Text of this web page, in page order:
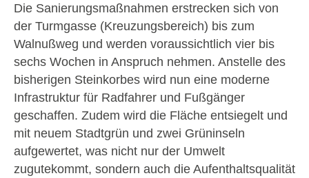
Die Sanierungsmaßnahmen erstrecken sich von
der Turmgasse (Kreuzungsbereich) bis zum
Walnußweg und werden voraussichtlich vier bis
sechs Wochen in Anspruch nehmen. Anstelle des
bisherigen Steinkorbes wird nun eine moderne
Infrastruktur für Radfahrer und Fußgänger
geschaffen. Zudem wird die Fläche entsiegelt und
mit neuem Stadtgrün und zwei Grüninseln
aufgewertet, was nicht nur der Umwelt
zugutekommt, sondern auch die Aufenthaltsqualität